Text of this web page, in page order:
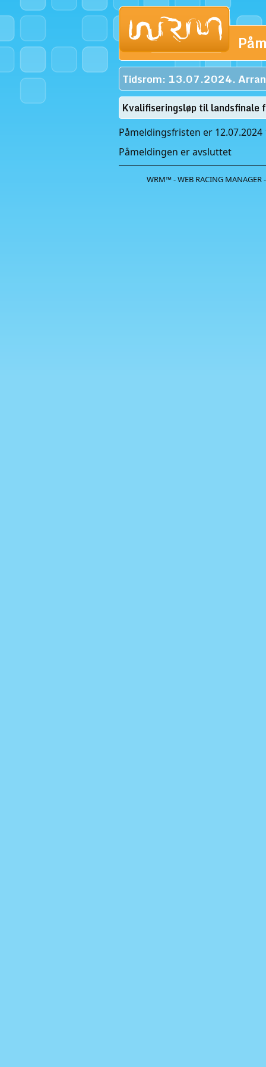
Tidsrom: 13.07.2024.
Kvalifiseringsløp til landsfinale
Påmeldingsfristen er 12.07.2024
Påmeldingen er avsluttet
WRM™ - WEB RACING MANAGER